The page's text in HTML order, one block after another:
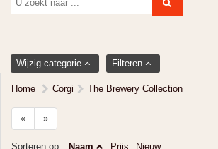
Wijzig categorie Filteren
Home Corgi The Brewery Collection
« »
Sorteren op: Naam Prijs Nieuw